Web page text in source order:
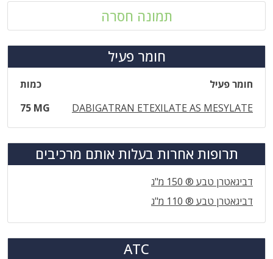
תמונה חסרה
חומר פעיל
חומר פעיל
כמות
DABIGATRAN ETEXILATE AS MESYLATE
75 MG
תרופות אחרות בעלות אותם מרכיבים
דביגאטרן טבע ® 150 מ"ג
דביגאטרן טבע ® 110 מ"ג
ATC